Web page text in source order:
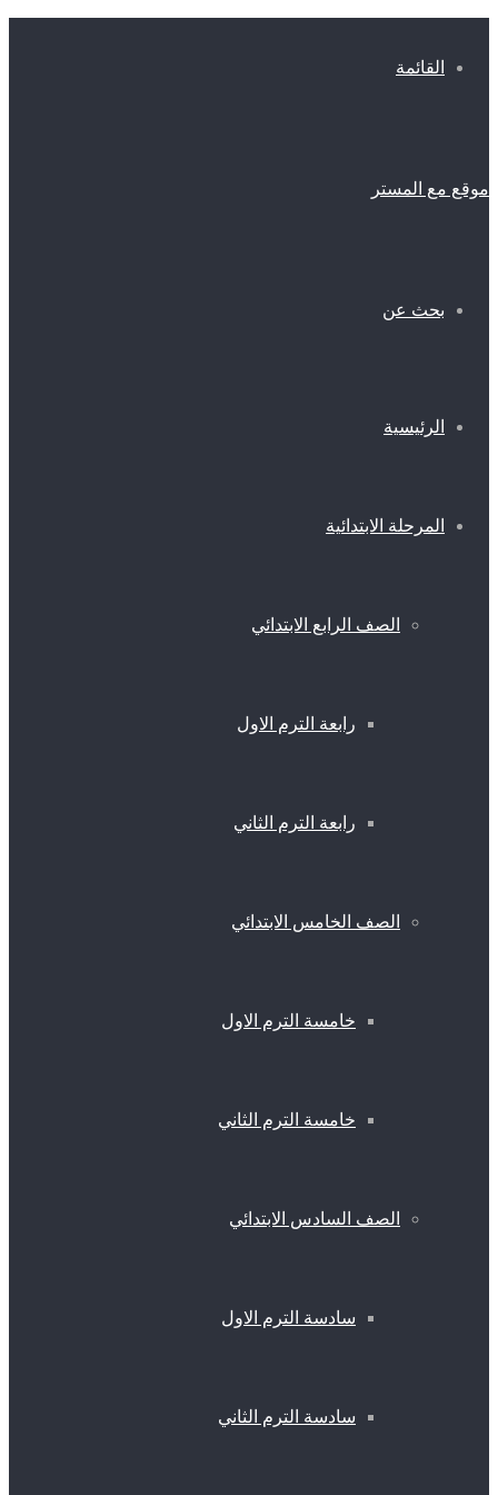
القائمة
موقع مع المستر
بحث عن
الرئيسية
المرحلة الابتدائية
الصف الرابع الابتدائي
رابعة الترم الاول
رابعة الترم الثاني
الصف الخامس الابتدائي
خامسة الترم الاول
خامسة الترم الثاني
الصف السادس الابتدائي
سادسة الترم الاول
سادسة الترم الثاني